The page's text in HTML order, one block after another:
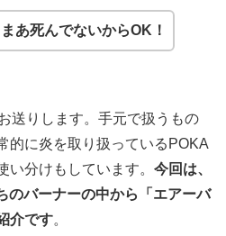
まあ死んでないからOK！
送りします。手元で扱うもの
的に炎を取り扱っているPOKA
い分けもしています。 今回は、
のバーナーの中から「エアーバ
介です。